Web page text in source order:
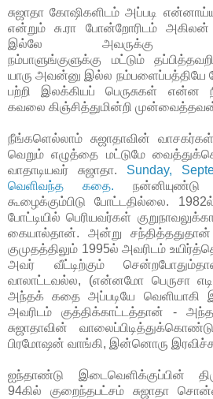
சுஜாதா கோஷிகளிடம் அப்படி
என்றும் சு.ரா போன்றோரிடம் அகிலன்
இல்லே அவருக்கு
நம்பாளுங்குளுக்கு மட்டும்
யாரு அவன்னு இல்ல நம்பளைப்பத்தியே
பற்றி இலக்கியப் பெருசுகள் என்ன
கவலை கிஞ்சித்துமின்றி
நீங்களெல்லாம் சுஜாதாவின்
வெறும் எழுத்தை மட்டுமே
வாதாடியவர் சுஜாதா. Sunday,
வெளிவந்த கதை. நன்னியுண்டு
கூழைக்கும்பிடு போட்டதில்லை.
போட்டியில் பெரியவர்கள்
கையால்தான். அன்று சந்தித்ததுதான்
குமுதத்திலும் 1995ல் அவரிடம்
அவர் வீட்டிற்கும்
வாலாட்டவல்ல, (என்னமோ பெருசா
அந்தக் கதை அப்படியே வெளியாகி
அவரிடம் குத்திக்காட்டத்தான் -
சுஜாதாவின்
பிரமோஷன் வாங்கி, இன்னொரு
ஐந்தாண்டு இடைவெளிக்குப்பின்
94கில் குறைந்தபட்சம் சுஜாதா